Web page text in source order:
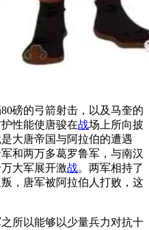
磅的弓箭射击，以及马奎的
性能使唐骏在战场上所向披
是大唐帝国与阿拉伯的遭遇
和两万多葛罗鲁军，与南汉
大军展开激战。两军相持了
，唐军被阿拉伯人打败，这
所以能够以少量兵力对抗十